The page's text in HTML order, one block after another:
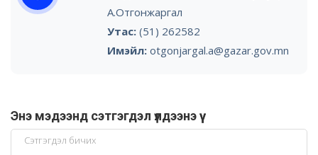
А.Отгонжаргал
Утас: (51) 262582
Имэйл: otgonjargal.a@gazar.gov.mn
Энэ мэдээнд сэтгэгдэл үлдээнэ үү